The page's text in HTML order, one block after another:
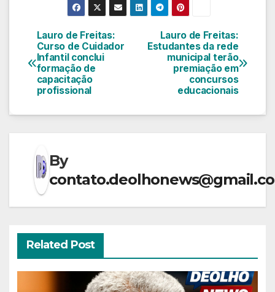
Navegação
de
Post
Lauro de Freitas:
Estudantes da rede
municipal terão
premiação em
concursos
educacionais
Lauro de Freitas:
Curso de Cuidador
Infantil conclui
formação de
capacitação
profissional
By
Related Post